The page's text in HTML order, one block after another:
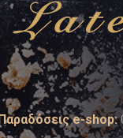
e-shop: